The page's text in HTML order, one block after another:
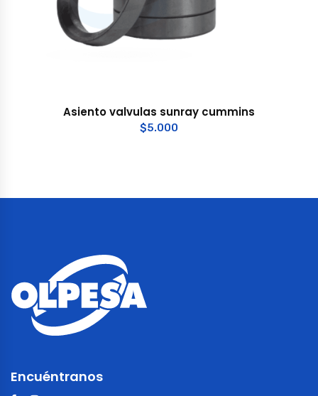
Asiento valvulas sunray cummins
$5.000
Encuéntranos